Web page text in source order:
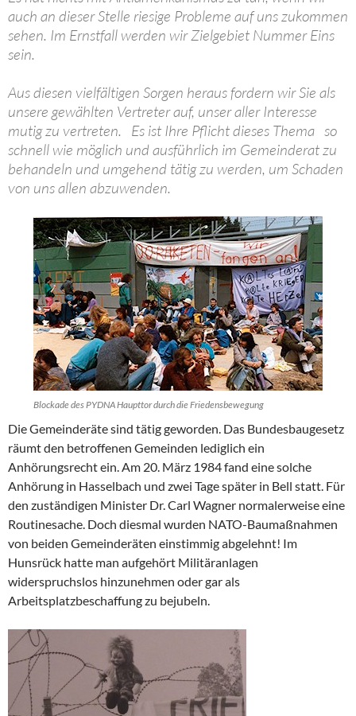
auch an dieser Stelle riesige Probleme auf uns zukommen
sehen. Im Ernstfall werden wir Zielgebiet Nummer Eins
sein.
Aus diesen vielfältigen Sorgen heraus fordern wir Sie als
unsere gewählten Vertreter auf, unser aller Interesse
mutig zu vertreten. Es ist Ihre Pflicht dieses Thema so
schnell wie möglich und ausführlich im Gemeinderat zu
behandeln und umgehend tätig zu werden, um Schaden
von uns allen abzuwenden.
Blockade des PYDNA Haupttor durch die Friedensbewegung
Die Gemeinderäte sind tätig geworden. Das Bundesbaugesetz
räumt den betroffenen Gemeinden lediglich ein
Anhörungsrecht ein. Am 20. März 1984 fand eine solche
Anhörung in Hasselbach und zwei Tage später in Bell statt. Für
den zuständigen Minister Dr. Carl Wagner normalerweise eine
Routinesache. Doch diesmal wurden NATO-Baumaßnahmen
von beiden Gemeinderäten einstimmig abgelehnt! Im
Hunsrück hatte man aufgehört Militäranlagen
widerspruchslos hinzunehmen oder gar als
Arbeitsplatzbeschaffung zu bejubeln.